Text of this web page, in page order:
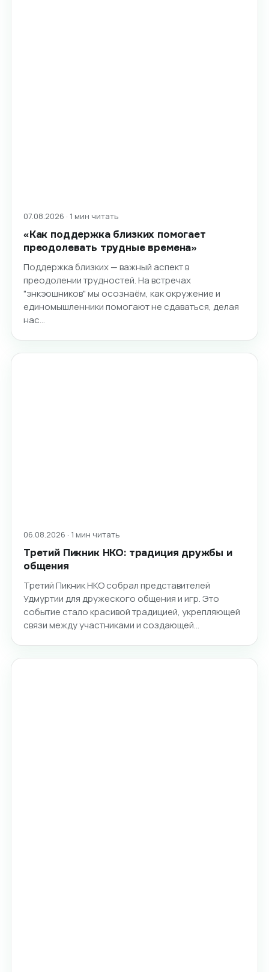
07.08.2026 · 1 мин читать
«Как поддержка близких помогает
преодолевать трудные времена»
Поддержка близких — важный аспект в
преодолении трудностей. На встречах
"энкэошников" мы осознаём, как окружение и
единомышленники помогают не сдаваться, делая
нас…
06.08.2026 · 1 мин читать
Третий Пикник НКО: традиция дружбы и
общения
Третий Пикник НКО собрал представителей
Удмуртии для дружеского общения и игр. Это
событие стало красивой традицией, укрепляющей
связи между участниками и создающей…